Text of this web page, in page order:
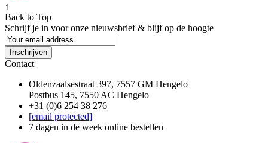
↑
Back to Top
Schrijf je in voor onze nieuwsbrief & blijf op de hoogte
Inschrijven
Contact
Oldenzaalsestraat 397, 7557 GM Hengelo
Postbus 145, 7550 AC Hengelo
+31 (0)6 254 38 276
[email protected]
7 dagen in de week online bestellen